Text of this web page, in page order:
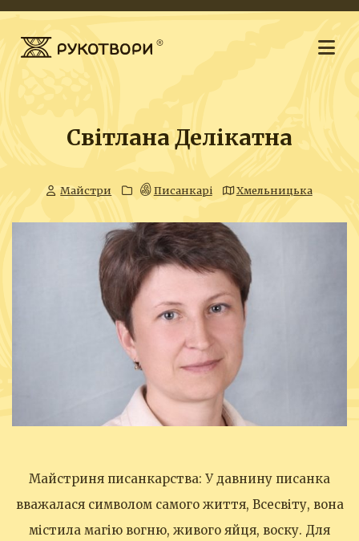
Світлана Делікатна
Майстри Писанкарі Хмельницька
Майстриня писанкарства: У давнину писанка
вважалася символом самого життя, Всесвіту, вона
містила магію вогню, живого яйця, воску. Для